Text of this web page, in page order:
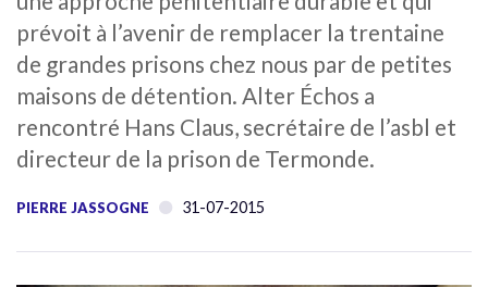
prévoit à l’avenir de remplacer la trentaine
de grandes prisons chez nous par de petites
maisons de détention. Alter Échos a
rencontré Hans Claus, secrétaire de l’asbl et
directeur de la prison de Termonde.
PIERRE JASSOGNE 31-07-2015